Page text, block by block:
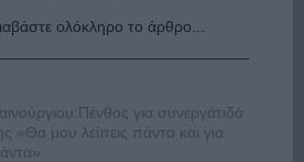
ολόκληρο το άρθρο...
για συνεργάτιδά
«Θα μου λείπεις πάντα και για